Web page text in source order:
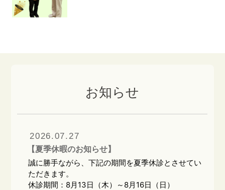
お知らせ
2026.07.27
【夏季休暇のお知らせ】
誠に勝手ながら、下記の期間を夏季休診とさせてい
ただきます。
休診期間：8月13日（木）～8月16日（日）